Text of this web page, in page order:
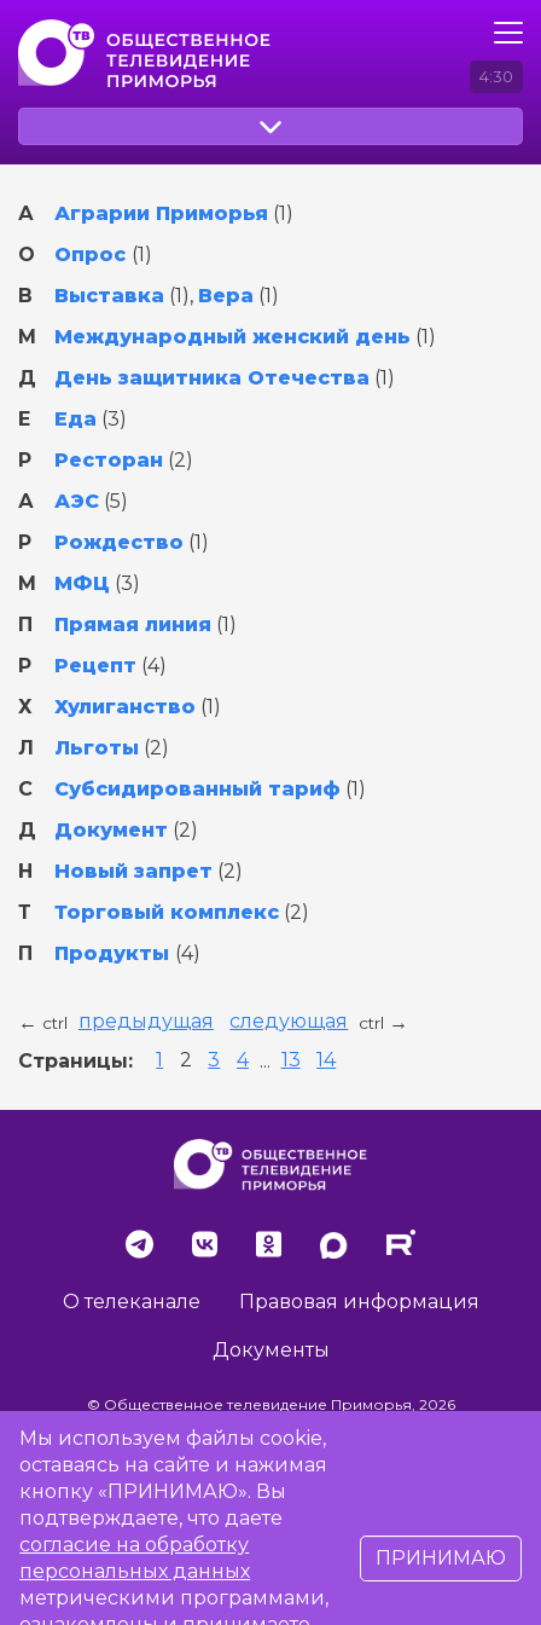
4:30
А Аграрии Приморья (1)
О
Опрос (1)
В
Выставка (1), Вера (1)
М
Международный женский день (1)
Д
День защитника Отечества (1)
Е
Еда (3)
Р
Ресторан (2)
А
АЭС (5)
Р
Рождество (1)
М
МФЦ (3)
П
Прямая линия (1)
Р
Рецепт (4)
Х
Хулиганство (1)
Л
Льготы (2)
С
Субсидированный тариф (1)
Д
Документ (2)
Н
Новый запрет (2)
Т
Торговый комплекс (2)
П
Продукты (4)
← ctrl предыдущая следующая ctrl →
Страницы: 1 2 3 4 ... 13 14
О телеканале Правовая информация
Документы
© Общественное телевидение Приморья, 2026
Разработка сайта -
Мы используем файлы cookie,
оставаясь на сайте и нажимая
кнопку «ПРИНИМАЮ». Вы
подтверждаете, что даете
согласие на обработку
персональных данных
метрическими программами,
ПРИНИМАЮ